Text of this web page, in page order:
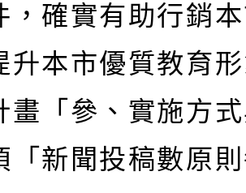
，確實有助行銷
升本市優質教育
畫「參、實施方
「新聞投稿數原